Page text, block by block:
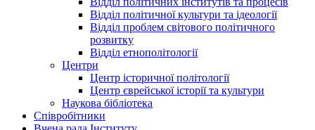
Відділ політичної культури та ідеології
Відділ проблем світового політичного
розвитку
Відділ етнополітології
Центри
Центр історичної політології
Центр єврейської історії та культури
Наукова бібліотека
Співробітники